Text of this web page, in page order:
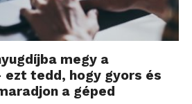
megy a
ezt tedd, hogy gyors és
a géped